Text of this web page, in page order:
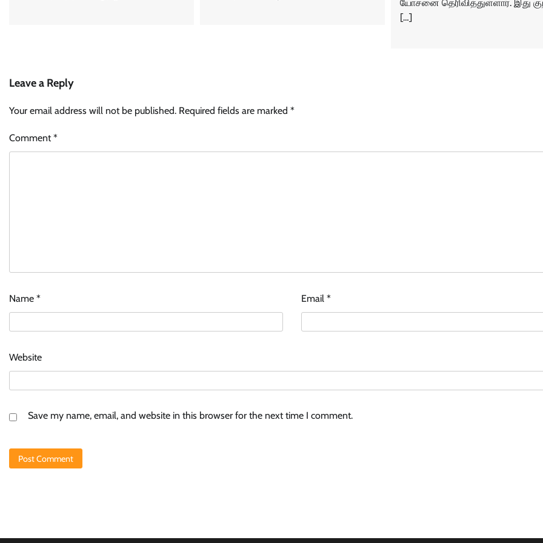
யோசனை தெரிவித்துள்ளார். இது
[…]
Leave a Reply
Your email address will not be published. Required fields are marked *
Comment*
Name * Email*
Website
Save my name, email, and website in this browser for the next time I comment.